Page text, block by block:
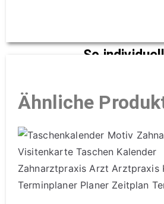
So individuell
mehr
Ähnliche